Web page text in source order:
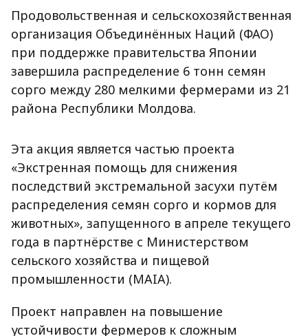
Продовольственная и сельскохозяйственная
организация Объединённых Наций (ФАО)
при поддержке правительства Японии
завершила распределение 6 тонн семян
сорго между 280 мелкими фермерами из 21
района Республики Молдова.
Эта акция является частью проекта
«Экстренная помощь для снижения
последствий экстремальной засухи путём
распределения семян сорго и кормов для
животных», запущенного в апреле текущего
года в партнёрстве с Министерством
сельского хозяйства и пищевой
промышленности (MAIA).
Проект направлен на повышение
устойчивости фермеров к сложным